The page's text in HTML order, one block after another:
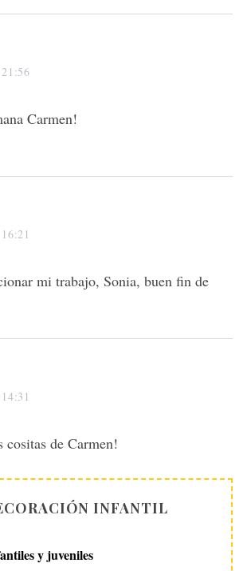
Carmen!
mi trabajo, Sonia, buen fin de
cositas de Carmen!
INFANTIL
y juveniles